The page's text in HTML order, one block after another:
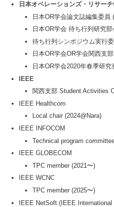
日本オペレーションズ・リサー
日本OR学会論文誌編集委員
日本OR学会 待ち行列研究
待ち行列シンポジウム実行
日本OR学会OR学会関西支
日本OR学会2020年春季研究
IEEE
関西支部 Student Activities
IEEE Healthcom
Local chair (2024@Nara)
IEEE INFOCOM
Technical program
IEEE GLOBECOM
TPC member (2021〜)
IEEE WCNC
TPC member (2025〜)
IEEE NetSoft (IEEE International